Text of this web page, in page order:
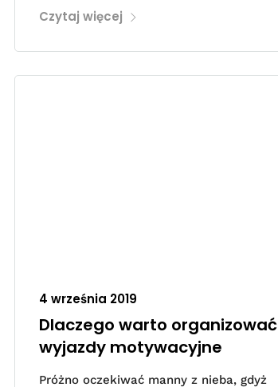
Czytaj więcej
4 września 2019
Dlaczego warto organizować
wyjazdy motywacyjne
Próżno oczekiwać manny z nieba, gdyż